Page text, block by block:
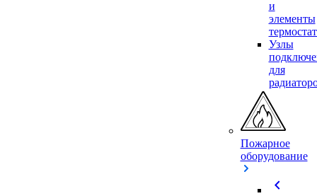
и
элементы
Узлы
для
Пожарное
оборудование
chevron_left